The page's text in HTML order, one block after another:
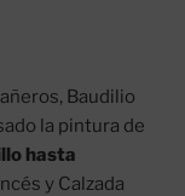
Baudilio
la pintura de
hasta
y Calzada